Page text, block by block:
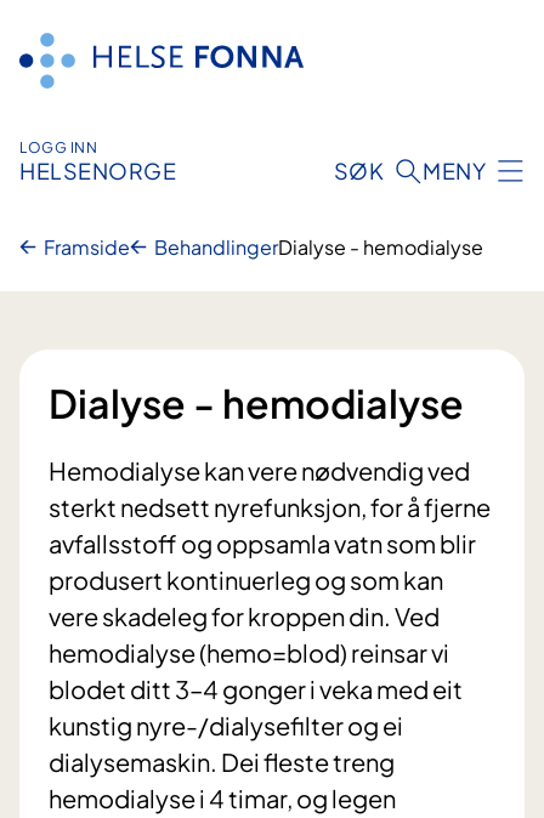
innhald
LOGG INN
HELSENORGE SØK MENY
Framside BehandlingerDialyse - hemodialyse
Dialyse - hemodialyse
Hemodialyse kan vere nødvendig ved
sterkt nedsett nyrefunksjon, for å fjerne
avfallsstoff og oppsamla vatn som blir
produsert kontinuerleg og som kan
vere skadeleg for kroppen din. Ved
hemodialyse (hemo=blod) reinsar vi
blodet ditt 3–4 gonger i veka med eit
kunstig nyre-/dialysefilter og ei
dialysemaskin. Dei fleste treng
hemodialyse i 4 timar, og legen